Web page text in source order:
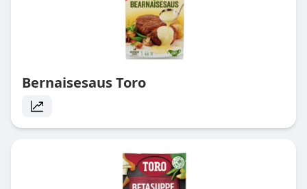
Bernaisesaus Toro